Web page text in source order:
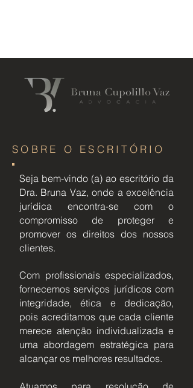
SOBRE O ESCRITÓRIO
Seja bem-vindo (a) ao escritório da
Dra. Bruna Vaz, onde a excelência
jurídica encontra-se com o
compromisso de proteger e
promover os direitos dos nossos
clientes.
Com profissionais especializados,
fornecemos serviços jurídicos com
integridade, ética e dedicação,
pois acreditamos que cada cliente
merece atenção individualizada e
uma abordagem estratégica para
alcançar os melhores resultados.